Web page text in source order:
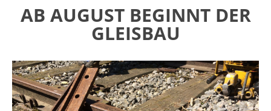
AB AUGUST BEGINNT DER
GLEISBAU